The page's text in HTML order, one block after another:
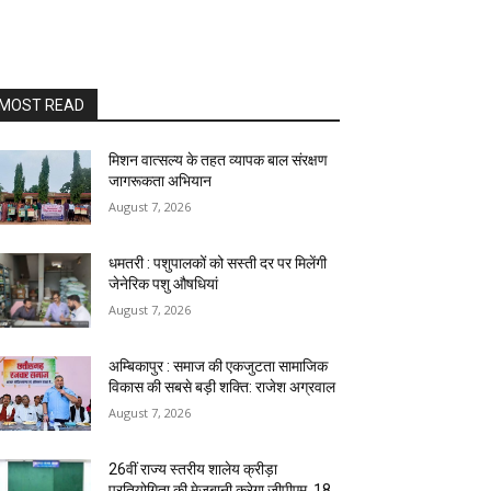
READ
मिशन वात्सल्य के तहत व्यापक बाल संरक्षण
जागरूकता अभियान
August 7, 2026
धमतरी : पशुपालकों को सस्ती दर पर मिलेंगी
जेनेरिक पशु औषधियां
August 7, 2026
अम्बिकापुर : समाज की एकजुटता सामाजिक
विकास की सबसे बड़ी शक्ति: राजेश अग्रवाल
August 7, 2026
26वीं राज्य स्तरीय शालेय क्रीड़ा